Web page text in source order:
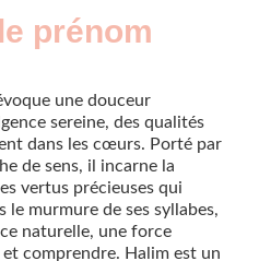
prénom
une douceur
sereine, des qualités
dans les cœurs. Porté par
de sens, il incarne la
vertus précieuses qui
murmure de ses syllabes,
naturelle, une force
comprendre. Halim est un